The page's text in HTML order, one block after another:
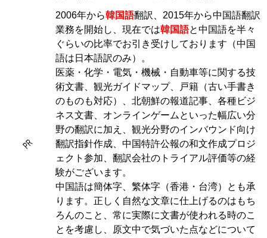
PR
2006年から韓国語翻訳、2015年から中国語翻訳
業務を開始し、現在では韓国語と中国語を半々
ぐらいの比率でお引き受けしております（中国
語は日本語訳のみ）。
医薬・化学・電気・機械・自動車等に関する技
術文書、観光ガイドマップ、戸籍（古い手書き
のものも対応）、北朝鮮の報道記事、各種ビジ
ネス文書、オンラインゲームといった幅広い分
野の翻訳に加え、観光分野のインバウンド向け
翻訳指針作成、中国特許公報の和文作成プロジ
ェクト参加、翻訳会社のトライアル評価等の経
験がございます。
中国語は簡体字、繁体字（香港・台湾）とも承
ります。正しく自然な文章に仕上げるのはもち
ろんのこと、常に実際に文書が使われる時のこ
とを考慮し、原文中で気づいた点などについて